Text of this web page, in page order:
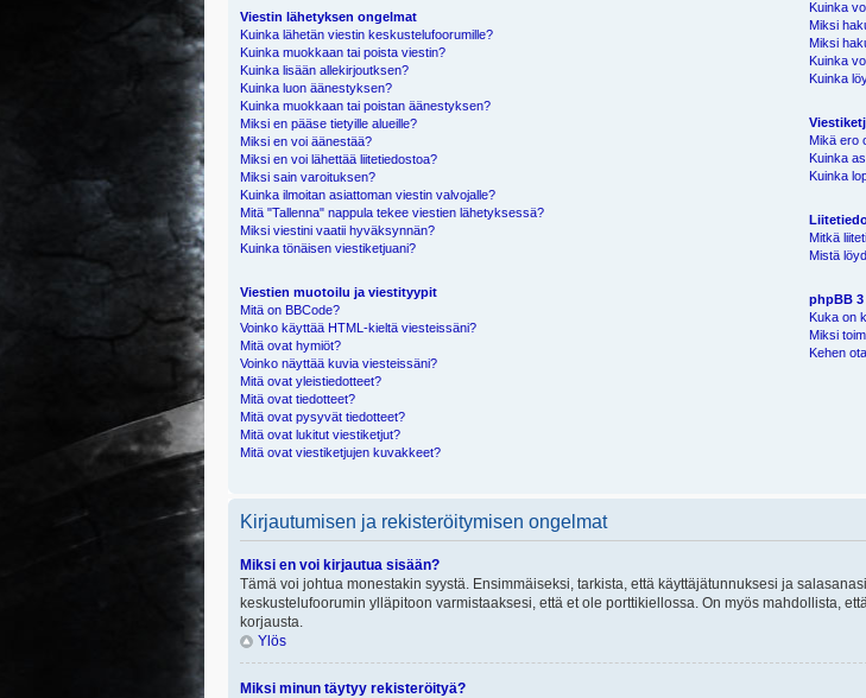
Viestin lähetyksen ongelmat
Kuinka lähetän viestin keskustelufoorumille?
Kuinka muokkaan tai poista viestin?
Kuinka lisään allekirjoutksen?
Kuinka luon äänestyksen?
Kuinka muokkaan tai poistan äänestyksen?
Miksi en pääse tietyille alueille?
Miksi en voi äänestää?
Miksi en voi lähettää liitetiedostoa?
Miksi sain varoituksen?
Kuinka ilmoitan asiattoman viestin valvojalle?
Mitä "Tallenna" nappula tekee viestien lähetyksessä?
Miksi viestini vaatii hyväksynnän?
Kuinka tönäisen viestiketjuani?
Viestien muotoilu ja viestityypit
Mitä on BBCode?
Voinko käyttää HTML-kieltä viesteissäni?
Mitä ovat hymiöt?
Voinko näyttää kuvia viesteissäni?
Mitä ovat yleistiedotteet?
Mitä ovat tiedotteet?
Mitä ovat pysyvät tiedotteet?
Mitä ovat lukitut viestiketjut?
Mitä ovat viestiketjujen kuvakkeet?
Kuinka
Miksi
Miksi
Kuinka
Kuinka
Mikä ero
Kuinka
Kuinka
Mitkä
Mistä
phpBB 3
Kuka on
Miksi
Kehen
Kirjautumisen ja rekisteröitymisen ongelmat
Miksi en voi kirjautua sisään?
Tämä voi johtua monestakin syystä. Ensimmäiseksi, tarkista, että käyttäjätunnuksesi ja
keskustelufoorumin ylläpitoon varmistaaksesi, että et ole porttikiellossa. On myös mahdollista,
korjausta.
Ylös
Miksi minun täytyy rekisteröityä?